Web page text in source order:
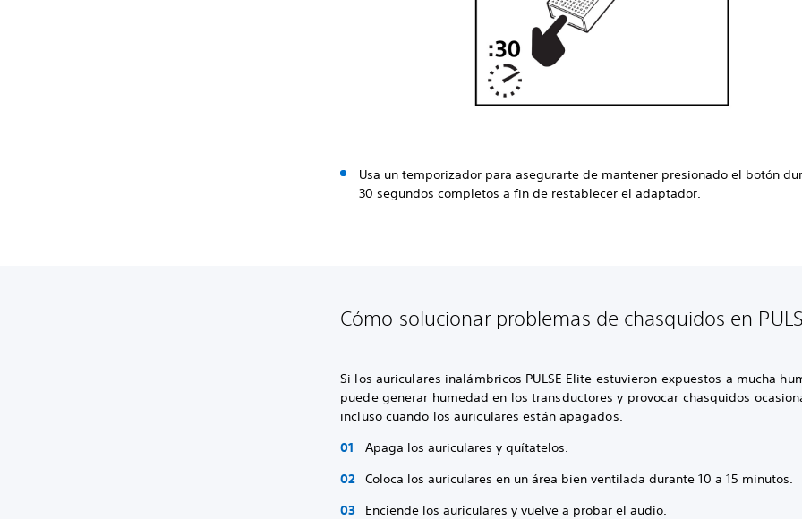
Usa un temporizador para asegurarte de mantener presionado el botón
30 segundos completos a fin de restablecer el adaptador.
Cómo solucionar problemas de chasquidos en
Si los auriculares inalámbricos PULSE Elite estuvieron expuestos a mucha
puede generar humedad en los transductores y provocar chasquidos
incluso cuando los auriculares están apagados.
Apaga los auriculares y quítatelos.
Coloca los auriculares en un área bien ventilada durante 10 a 15 minutos.
Enciende los auriculares y vuelve a probar el audio.